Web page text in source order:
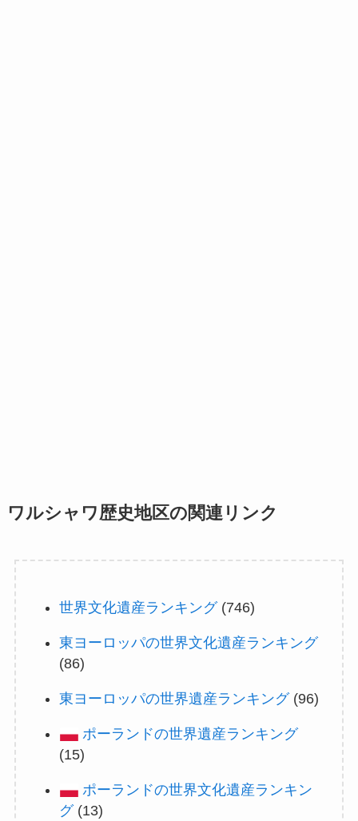
ワルシャワ歴史地区の関連リンク
世界文化遺産ランキング(746)
東ヨーロッパの世界文化遺産ランキング
(86)
東ヨーロッパの世界遺産ランキング(96)
ポーランドの世界遺産ランキング
(15)
ポーランドの世界文化遺産ランキン
グ(13)